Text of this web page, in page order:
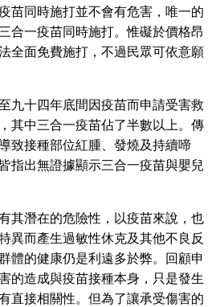
苗同時施打並不會有危害，唯一的
合一疫苗同時施打。惟礙於價格昂
全面免費施打，不過民眾可依意願
九十四年底間因疫苗而申請受害救
其中三合一疫苗佔了半數以上。傳
致接種部位紅腫、發燒及持續啼
指出無證據顯示三合一疫苗與嬰兒
其潛在的危險性，以疫苗來說，也
異而產生過敏性休克及其他不良反
體的健康仍是利遠多於弊。回顧申
的造成與疫苗接種本身，只是發生
直接相關性。但為了讓承受傷害的